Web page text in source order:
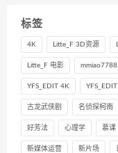
标签
4K Litte_F 3D资源
Litte_F 电影
YFS_EDIT 4K
古龙武侠剧 名侦探柯南
好芳法 心理学 慕课
新媒体运营 新片场